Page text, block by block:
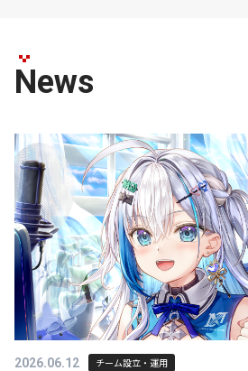
News
2026.06.12 チーム設立・運用